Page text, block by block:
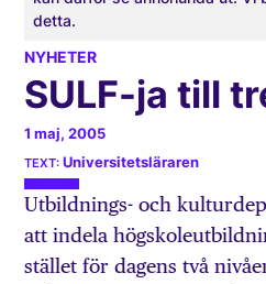
detta.
NYHETER
SULF-ja till
1 maj, 2005
Universitetsläraren
Utbildnings- och
att indela
stället för dagens två